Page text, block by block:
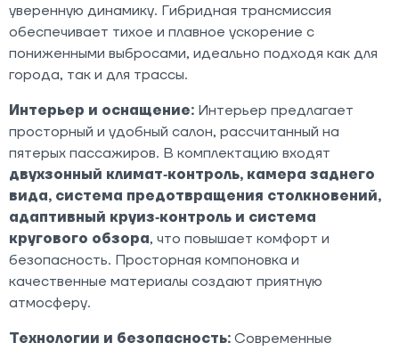
уверенную динамику. Гибридная трансмиссия
обеспечивает тихое и плавное ускорение с
пониженными выбросами, идеально подходя как для
города, так и для трассы.
Интерьер и оснащение: Интерьер предлагает
просторный и удобный салон, рассчитанный на
пятерых пассажиров. В комплектацию входят
двухзонный климат‑контроль, камера заднего
вида, система предотвращения столкновений,
адаптивный круиз‑контроль и система
кругового обзора, что повышает комфорт и
безопасность. Просторная компоновка и
качественные материалы создают приятную
атмосферу.
Технологии и безопасность: Современные